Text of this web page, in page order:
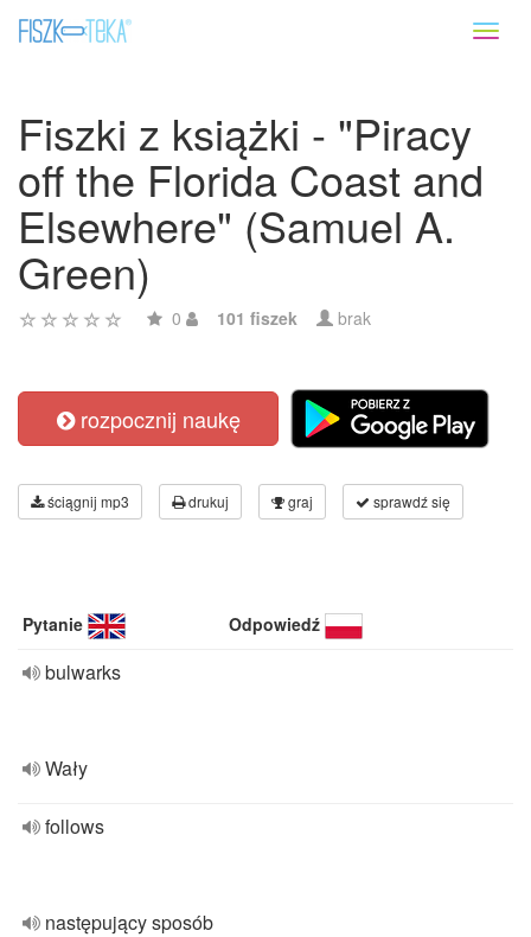
Fiszki z książki - "Piracy
off the Florida Coast and
Elsewhere" (Samuel A.
Green)
0 101 fiszek brak
rozpocznij naukę
ściągnij mp3 drukuj graj sprawdź się
Pytanie Odpowiedź
bulwarks
Wały
follows
następujący sposób